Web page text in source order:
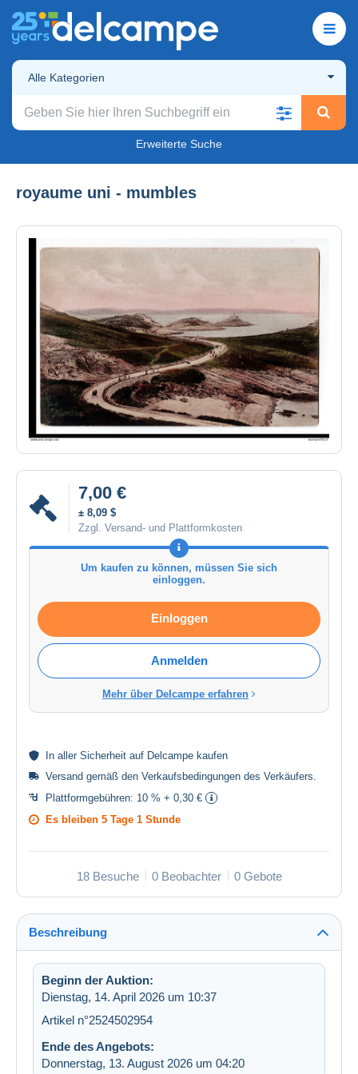
Alle Kategorien
Erweiterte Suche
royaume uni - mumbles
7,00 €
± 8,09 $
Zzgl. Versand- und Plattformkosten
Um kaufen zu können, müssen Sie sich
einloggen.
Einloggen
Anmelden
Mehr über Delcampe erfahren
In aller Sicherheit auf Delcampe kaufen
Versand gemäß den Verkaufsbedingungen des Verkäufers
Plattformgebühren: 10 % + 0,30 €
Es bleiben 5 Tage 1 Stunde
18 Besuche 0 Beobachter 0 Gebote
Beschreibung
Beginn der Auktion:
Dienstag, 14. April 2026 um 10:37
Artikel n°2524502954
Ende des Angebots:
Donnerstag, 13. August 2026 um 04:20